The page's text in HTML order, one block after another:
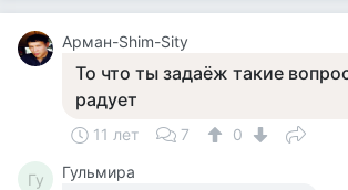
Арман-Shim-Sity
То что ты задаёж такие
радует
11 лет 7 0
Гу Гульмира